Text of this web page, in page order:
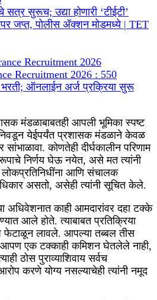
सत्र सुरूच; उद्या होणारी ‘टीईटी’
पेपर जप्त, पोलीस ॲक्शन मोडमध्ये | TET
Recruitment 2026 : 550
भरती; ऑनलाईन अर्ज प्रक्रिया सुरू
मंडळाबाबतही आपली भूमिका स्पष्ट
येईपर्यंत प्रशासक मंडळाने केवळ
कोणतेही दीर्घकालीन परिणाम
निर्णय घेऊ नयेत, असे मत त्यांनी
आणि संचालक
असतो, असेही त्यांनी सूचित केले.
अधिवेशनात काही आमदारांवर दहा टक्के
आले होते. त्याबाबत प्रतिक्रिया
फेटाळून लावले. आपल्या तब्बल तीस
आपण एक टक्काही कमिशन घेतलेले नाही,
ठोस पुराव्याशिवाय सर्वच
करणे योग्य नसल्याचेही त्यांनी नमूद